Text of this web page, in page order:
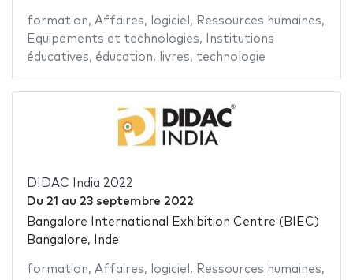
formation, Affaires, logiciel , Ressources humaines,
Equipements et technologies,
Institutions
éducatives, éducation, livres, technologie
DIDAC India 2022
Du 21 au 23 septembre 2022
Bangalore International Exhibition Centre (BIEC)
Bangalore, Inde
formation, Affaires, logiciel , Ressources humaines,